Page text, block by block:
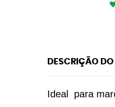
DESCRIÇÃO
Ideal para